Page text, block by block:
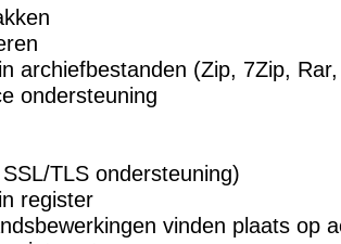
archiefbestanden (Zip, 7Zip,
ondersteuning
TLS ondersteuning)
register
vinden plaats op